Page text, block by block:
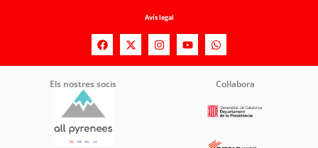
Avís legal
Els nostres socis Col·labora